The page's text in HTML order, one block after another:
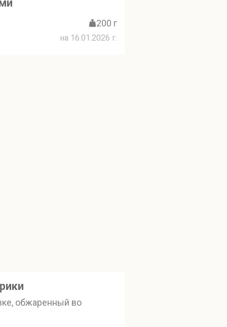
200 г
на 16.01.2026 г.
обжаренный во